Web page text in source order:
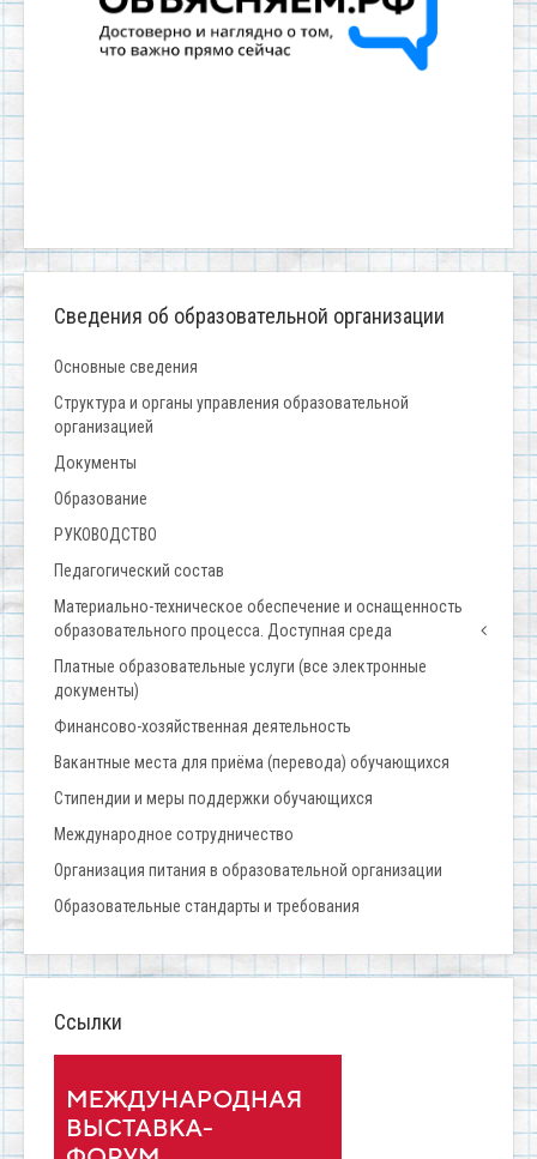
Сведения об образовательной организации
Основные сведения
Структура и органы управления образовательной
организацией
Документы
Образование
РУКОВОДСТВО
Педагогический состав
Материально-техническое обеспечение и оснащенность
образовательного процесса. Доступная среда
Платные образовательные услуги (все электронные
документы)
Финансово-хозяйственная деятельность
Вакантные места для приёма (перевода) обучающихся
Стипендии и меры поддержки обучающихся
Международное сотрудничество
Организация питания в образовательной организации
Образовательные стандарты и требования
Ссылки